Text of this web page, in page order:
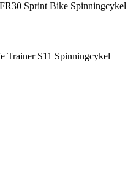
Sprint Bike Spinningcykel
Trainer S11 Spinningcykel